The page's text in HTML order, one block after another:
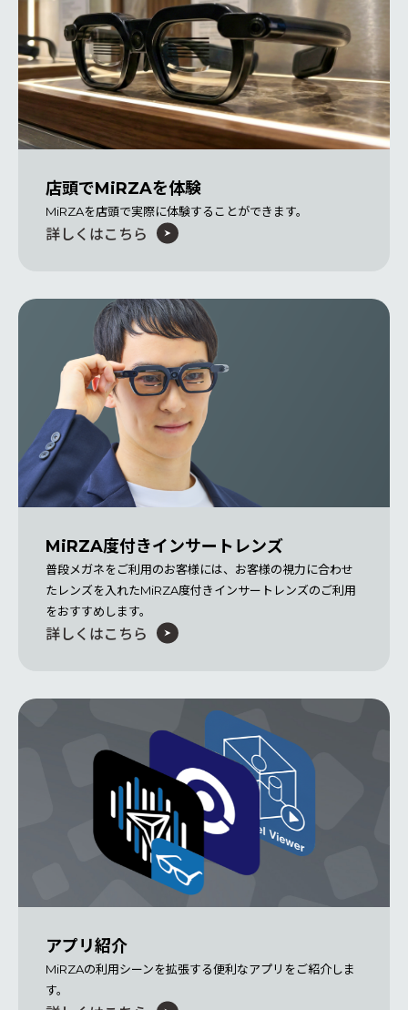
店頭でMiRZAを体験
MiRZAを店頭で実際に体験することができます。
詳しくはこちら
MiRZA度付きインサートレンズ
普段メガネをご利用のお客様には、お客様の視力に合わせ
たレンズを入れたMiRZA度付きインサートレンズのご利用
をおすすめします。
詳しくはこちら
アプリ紹介
MiRZAの利用シーンを拡張する便利なアプリをご紹介しま
す。